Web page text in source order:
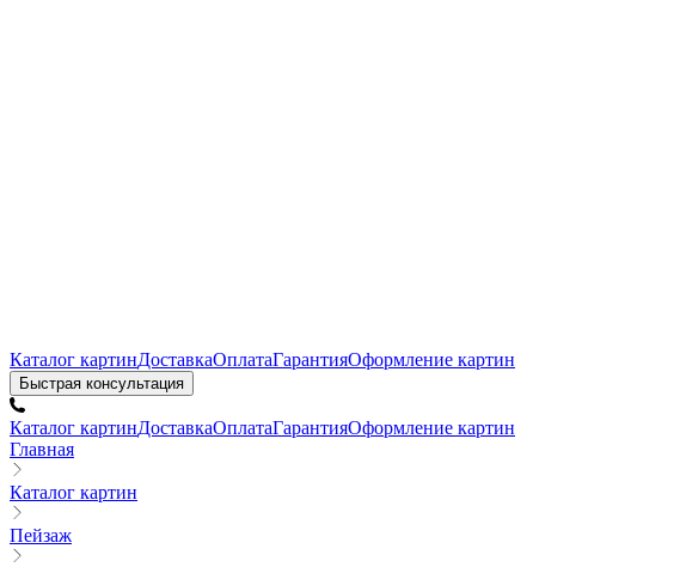
Каталог картинДоставкаОплатаГарантияОформление картин
Быстрая консультация
Каталог картинДоставкаОплатаГарантияОформление картин
Главная
Каталог картин
Пейзаж